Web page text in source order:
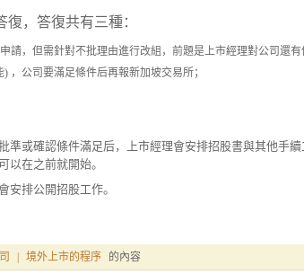
復，答復共有三種：
請，但需針對不批理由進行改組，前題是上市經理對公司還有
，公司要滿足條件后再報新加坡交易所；
準或確認條件滿足后，上市經理會安排招股書與其他手
以在之前就開始。
安排公開招股工作。
境外上市的程序 的內容